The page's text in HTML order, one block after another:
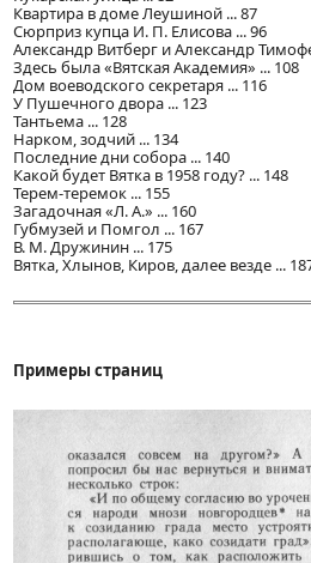
Квартира в доме Леушиной ... 87
Сюрприз купца И. П. Елисова ... 96
Александр Витберг и Александр
Здесь была «Вятская Академия» ... 108
Дом воеводского секретаря ... 116
У Пушечного двора ... 123
Тантьема ... 128
Нарком, зодчий ... 134
Последние дни собора ... 140
Какой будет Вятка в 1958 году? ... 148
Терем-теремок ... 155
Загадочная «Л. А.» ... 160
Губмузей и Помгол ... 167
В. М. Дружинин ... 175
Вятка, Хлынов, Киров, далее везде ...
Примеры страниц